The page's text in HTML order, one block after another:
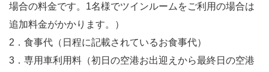
場合の料金です。1名様でツインルームをご利用の場合は
追加料金がかかります。）
2．食事代（日程に記載されているお食事代）
3．専用車利用料（初日の空港お出迎えから最終日の空港